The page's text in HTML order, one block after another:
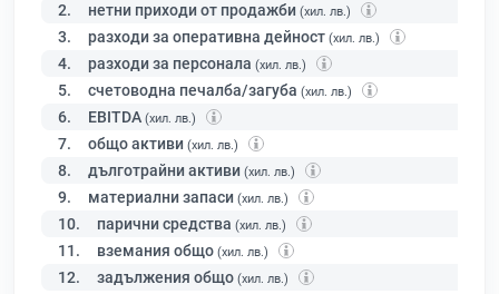
2. нетни приходи от продажби (хил. лв.)
3. разходи за оперативна дейност (хил. лв.)
4. разходи за персонала (хил. лв.)
5. счетоводна печалба/загуба (хил. лв.)
6. EBITDA (хил. лв.)
7. общо активи (хил. лв.)
8. дълготрайни активи (хил. лв.)
9. материални запаси (хил. лв.)
10. парични средства (хил. лв.)
11. вземания общо (хил. лв.)
12. задължения общо (хил. лв.)